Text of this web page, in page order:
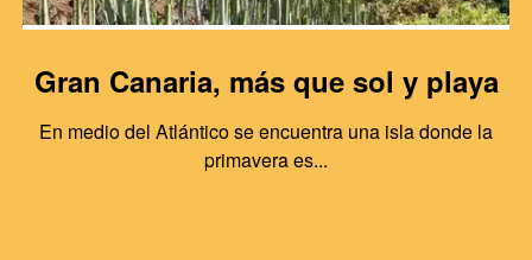
Gran Canaria, más que sol y playa
En medio del Atlántico se encuentra una isla donde la
primavera es...